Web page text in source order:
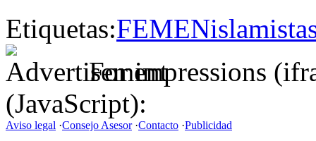
Etiquetas:FEMEN
For impressions
(JavaScript):
Aviso legal ·Consejo Asesor·Contacto ·Publicidad